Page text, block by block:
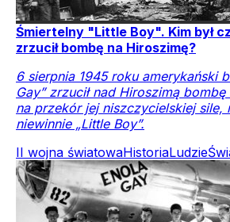
Śmiertelny "Little Boy". Kim był
zrzucił bombę na Hiroszimę?
6 sierpnia 1945 roku amerykański
Gay” zrzucił nad Hiroszimą
na przekór jej niszczycielskiej sile,
niewinnie „Little Boy”.
II wojna światowaHistoriaLudzie